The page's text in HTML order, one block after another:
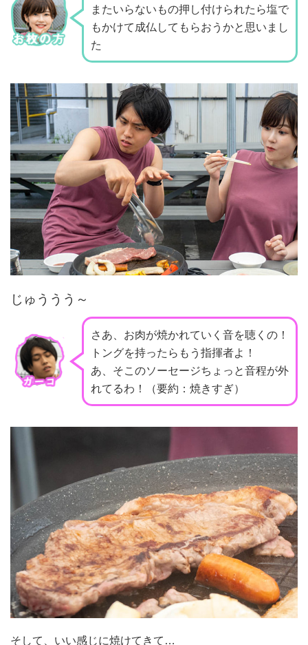
またいらないもの押し付けられたら塩で
もかけて成仏してもらおうかと思いまし
た
じゅううう～
さあ、お肉が焼かれていく音を聴くの！
トングを持ったらもう指揮者よ！
あ、そこのソーセージちょっと音程が外
れてるわ！
（要約：焼きすぎ）
そして、いい感じに焼けてきて…